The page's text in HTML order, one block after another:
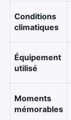
Conditions
climatiques
Équipement
utilisé
Moments
mémorables